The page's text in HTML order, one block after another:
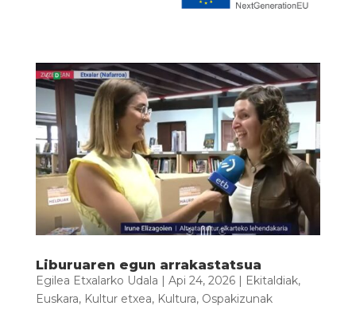
Liburuaren egun arrakastatsua
Egilea Etxalarko Udala | Api 24, 2026| Ekitaldiak,
Euskara, Kultur etxea, Kultura, Ospakizunak